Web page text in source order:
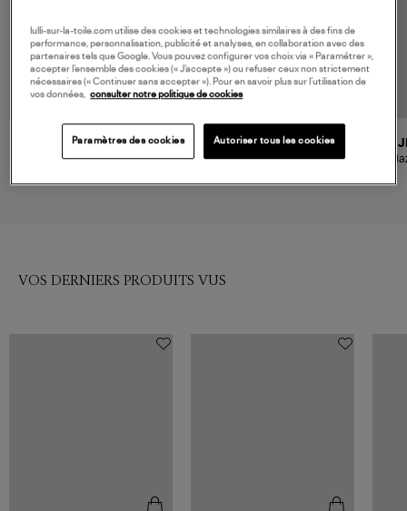
BLAZE MILANO
Gilet Feral Savannah Butter
JEANNE VOULAND
Blazer Kenzo Sergé Beige
VOS DERNIERS PRODUITS VUS
lulli-sur-la-toile.com utilise des cookies et technologies similaires à des fins de
performance, personnalisation, publicité et analyses, en collaboration avec des
partenaires tels que Google. Vous pouvez configurer vos choix via « Paramétrer »,
accepter l’ensemble des cookies (« J’accepte ») ou refuser ceux non strictement
nécessaires (« Continuer sans accepter »). Pour en savoir plus sur l’utilisation de
vos données, consulter notre politique de cookies
Paramètres des cookies Autoriser tous les cookies